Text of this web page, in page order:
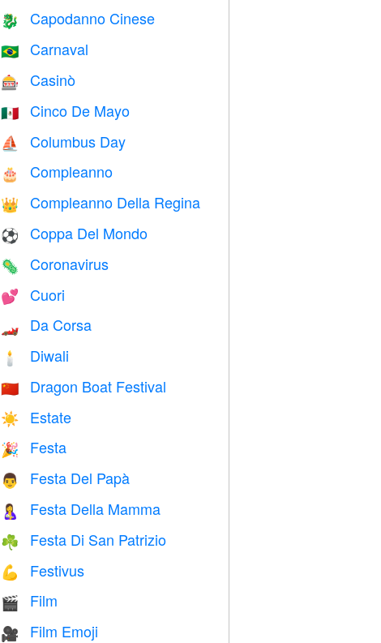
🐉 Capodanno Cinese
🇧🇷 Carnaval
🎰 Casinò
🇲🇽 Cinco De Mayo
⛵️ Columbus Day
🎂 Compleanno
👑 Compleanno Della Regina
⚽ Coppa Del Mondo
🦠 Coronavirus
💕 Cuori
🏎 Da Corsa
🕯 Diwali
🇨🇳 Dragon Boat Festival
☀️ Estate
🎉 Festa
👨 Festa Del Papà
🤱 Festa Della Mamma
☘️ Festa Di San Patrizio
💪 Festivus
🎬 Film
🎥 Film Emoji